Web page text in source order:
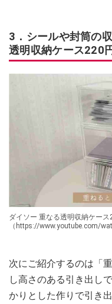
3．シールや封筒の
透明収納ケース220円
ダイソー 重なる透明収納ケー
（https://www.youtube.com/
次にご紹介するのは「
し高さのある引き出し
かりとした作りで引き